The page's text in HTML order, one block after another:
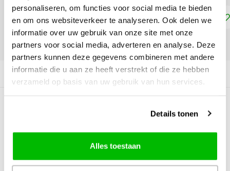
personaliseren, om functies voor social media te bieden
en om ons websiteverkeer te analyseren. Ook delen we
informatie over uw gebruik van onze site met onze
partners voor social media, adverteren en analyse. Deze
partners kunnen deze gegevens combineren met andere
informatie die u aan ze heeft verstrekt of die ze hebben
verzameld op basis van uw gebruik van hun services.
Details tonen
Alles toestaan
Toevoegen aan winkelwagen
DELEN:
Productomschrijving
0Reviews